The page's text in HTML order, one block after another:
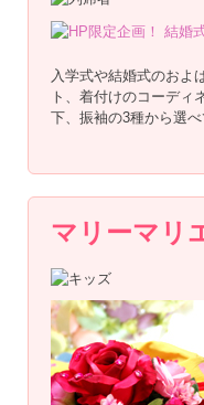
入学式や結婚式のおよ
ト、着付けのコーデ
下、振袖の3種から選べ
マリーマリ